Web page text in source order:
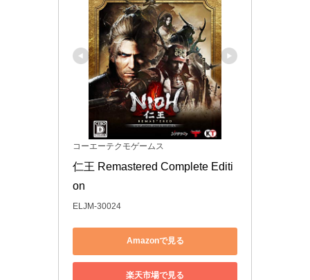
コーエーテクモゲームス
仁王 Remastered Complete Editi
on
ELJM-30024
Amazonで見る
楽天市場で見る